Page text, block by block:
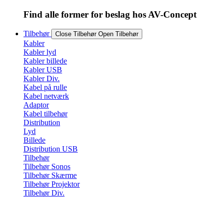
Find alle former for beslag hos AV-Concept
Tilbehør Close Tilbehør Open Tilbehør
Kabler
Kabler lyd
Kabler billede
Kabler USB
Kabler Div.
Kabel på rulle
Kabel netværk
Adaptor
Kabel tilbehør
Distribution
Lyd
Billede
Distribution USB
Tilbehør
Tilbehør Sonos
Tilbehør Skærme
Tilbehør Projektor
Tilbehør Div.